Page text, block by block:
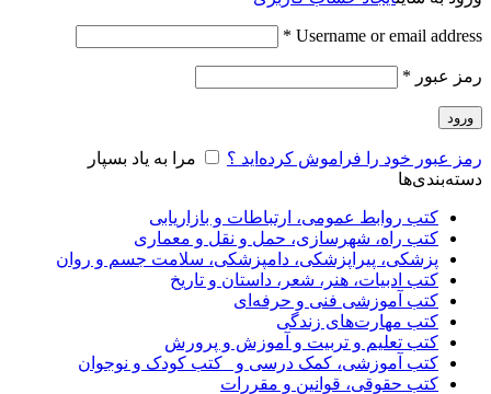
Username or email address
*
رمز عبور *
ورود
رمز عبور خود را فراموش کرده‌اید ؟
مرا به یاد بسپار
دسته‌بندی‌ها
کتب روابط عمومی، ارتباطات و بازاریابی
کتب راه، شهرسازی، حمل و نقل و معماری
پزشکی، پیراپزشکی، دامپزشکی، سلامت جسم و روان
کتب ادبیات، هنر، شعر، داستان و تاریخ
کتب آموزشی فنی و حرفه‌ای
کتب مهارت‌های زندگی
کتب تعلیم و تربیت و آموزش و پرورش
کتب آموزشی، کمک درسی و _کتب کودک و نوجوان
کتب حقوقی، قوانین و مقررات